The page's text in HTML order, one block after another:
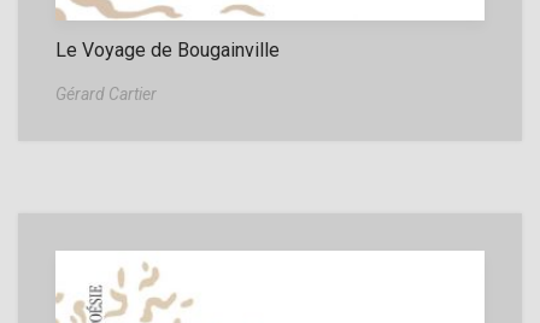
Le Voyage de Bougainville
Gérard Cartier